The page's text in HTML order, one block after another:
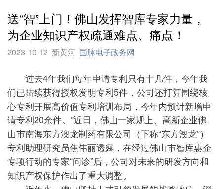
送“智”上门！佛山发挥智库专家力量，
为企业知识产权疏通难点、痛点！
2023-10-12 新黄河 国脉电子政务网
过去4年我们每年申请专利只有十几件，今年我
们已陆续获得授权发明专利5件，公司还打算围绕核
心专利开展高价值专利培训布局，今年内预计新增申
请专利20余件。”近日，佛山一家规上、高新企业佛
山市南海东方澳龙制药有限公司（下称“东方澳龙”）
专利助理研究员焦伟丽透露，在经过佛山市智库惠企
专项行动的专家“问诊”后，公司对未来的研发方向和
知识产权保护作出了重大调整。